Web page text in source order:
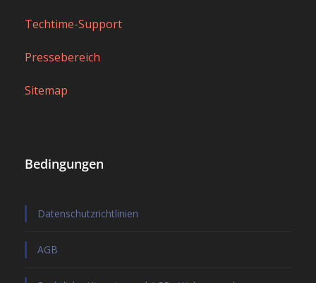
Techtime-Support
Pressebereich
Sitemap
Bedingungen
Datenschutzrichtlinien
AGB